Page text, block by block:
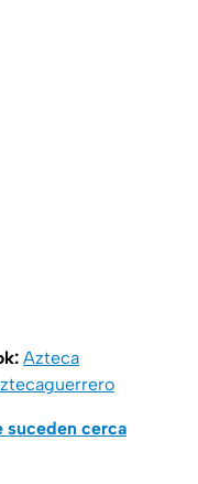
Azteca
suceden cerca